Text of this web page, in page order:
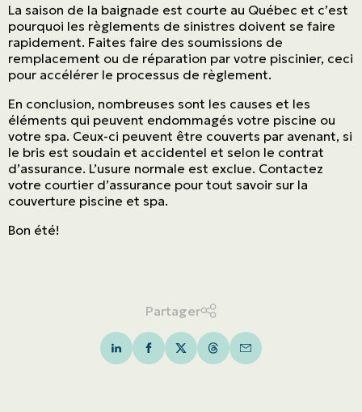
ASSURANCES
Particuliers
La saison de la baignade est courte au Québec et c’est
pourquoi les règlements de sinistres doivent se faire
rapidement. Faites faire des soumissions de
remplacement ou de réparation par votre piscinier, ceci
pour accélérer le processus de règlement.
En conclusion, nombreuses sont les causes et les
éléments qui peuvent endommagés votre piscine ou
votre spa. Ceux-ci peuvent être couverts par avenant, si
le bris est soudain et accidentel et selon le contrat
d’assurance. L’usure normale est exclue. Contactez
votre courtier d’assurance pour tout savoir sur la
couverture piscine et spa.
Bon été!
Partager
LinkedInFacebook
TwitterThreads
Mail